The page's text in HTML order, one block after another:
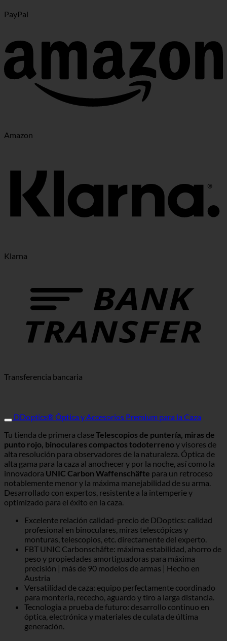
PayPal
Amazon
Klarna
Transferencia bancaria
DDoptics® Óptica y Accesorios Premium para la Caza
Tu tienda de primera claseTelescopios de puntería, miras de
punto rojo, binoculares compactos todoterrenoy visores de
alta resolución para observadores de la naturaleza. Óptica de
alta gama para la caza al anochecer y por la noche, así como la
innovadora UNIC Carbon Waffenschäfte para un retroceso
notablemente menor y la máxima manejabilidad de su arma.
Desarrollado con expertos, resistente a la intemperie y
optimizado para el éxito en la caza.
Excelente relación calidad-precio de DDoptics: calidad
profesional en binoculares, miras telescópicas y
monturas, telescopios, etc. directamente del experto.
FBT UNIC Carbonschäfte: máxima estabilidad, ahorro de
peso y propiedades amortiguadoras para máxima
precisión | más de 90 modelos de armas | Hecho en
Austria
Versatilidad de caza: equipo perfectamente coordinado
para montería, rececho, aguardo y tiro a larga distancia.
Tecnología a prueba de futuro: desarrollo continuo en
óptica, electrónica y materiales de culata de última
generación.